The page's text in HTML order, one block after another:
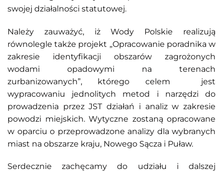
swojej działalności statutowej.
Należy zauważyć, iż Wody Polskie realizują
równolegle także projekt „Opracowanie poradnika w
zakresie identyfikacji obszarów zagrożonych
wodami opadowymi na terenach
zurbanizowanych”, którego celem jest
wypracowaniu jednolitych metod i narzędzi do
prowadzenia przez JST działań i analiz w zakresie
powodzi miejskich. Wytyczne zostaną opracowane
w oparciu o przeprowadzone analizy dla wybranych
miast na obszarze kraju, Nowego Sącza i Puław.
Serdecznie zachęcamy do udziału i dalszej